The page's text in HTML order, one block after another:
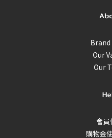
Our
Our
會員
購物金